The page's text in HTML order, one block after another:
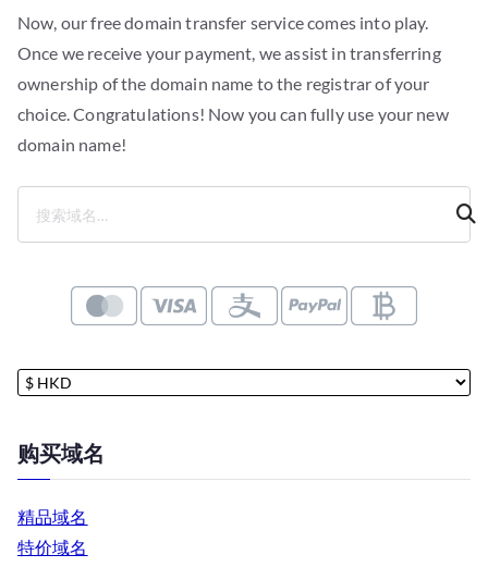
Now, our free domain transfer service comes into play.
Once we receive your payment, we assist in transferring
ownership of the domain name to the registrar of your
choice. Congratulations! Now you can fully use your new
domain name!
购买域名
精品域名
特价域名